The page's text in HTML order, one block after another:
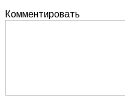
Комментировать